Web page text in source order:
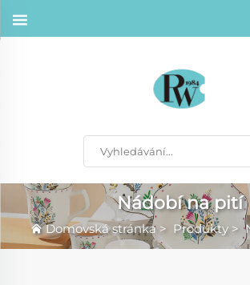
Nádobí na pití
Domovská stránka> Produkty>